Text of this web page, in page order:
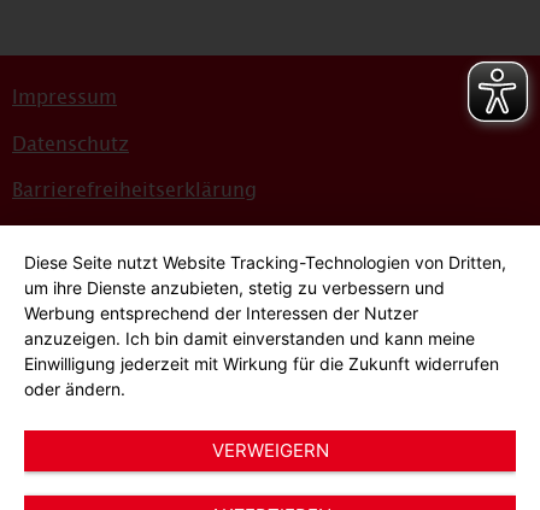
Impressum
Datenschutz
Barrierefreiheitserklärung
Bildnachweise
Hinweisgeber*innensystem
Cookie-Einstellungen
Diese Seite nutzt Website Tracking-Technologien von Dritten,
um ihre Dienste anzubieten, stetig zu verbessern und
Werbung entsprechend der Interessen der Nutzer
anzuzeigen. Ich bin damit einverstanden und kann meine
Einwilligung jederzeit mit Wirkung für die Zukunft widerrufen
oder ändern.
VERWEIGERN